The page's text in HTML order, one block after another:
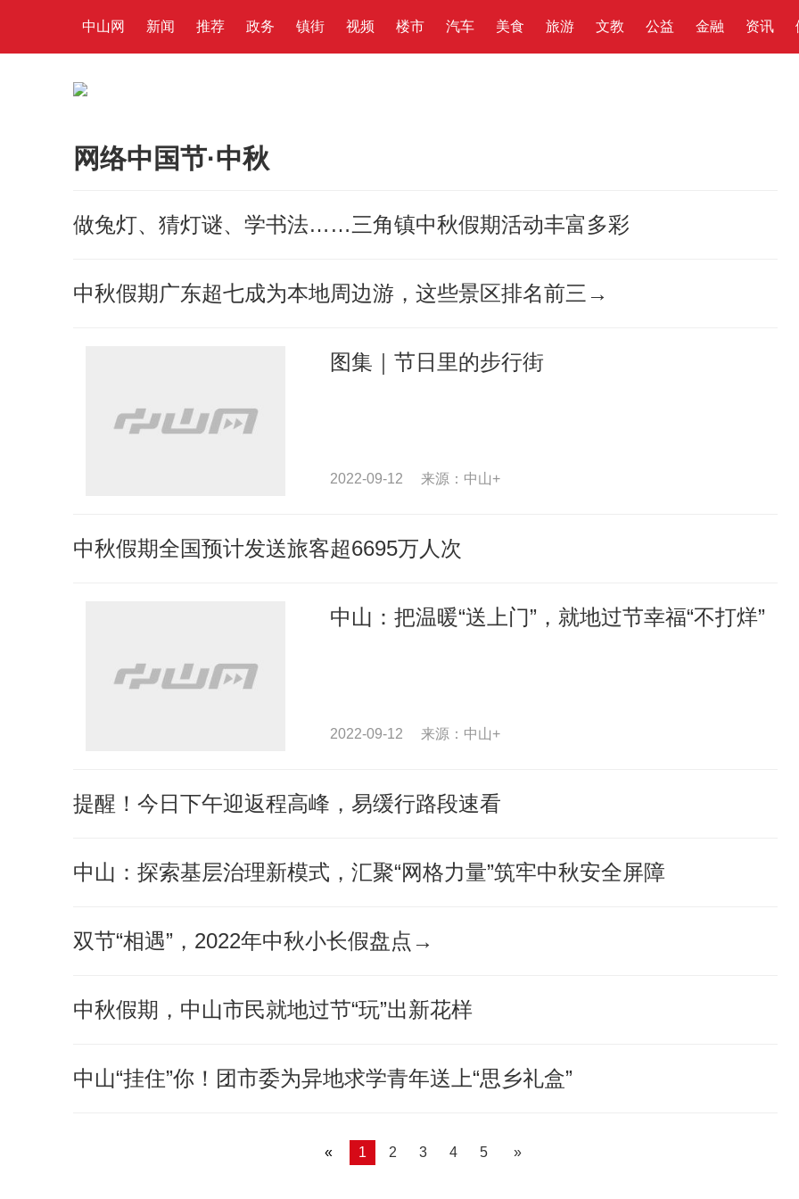
中山网 新闻 推荐 政务 镇街 视频 楼市 汽车 美食 旅游 文教 公益 金融 资讯
网络中国节·中秋
做兔灯、猜灯谜、学书法……三角镇中秋假期活动丰富多彩
中秋假期广东超七成为本地周边游，这些景区排名前三→
图集｜节日里的步行街
2022-09-12 来源：中山+
中秋假期全国预计发送旅客超6695万人次
中山：把温暖“送上门”，就地过节幸福“不打烊”
2022-09-12 来源：中山+
提醒！今日下午迎返程高峰，易缓行路段速看
中山：探索基层治理新模式，汇聚“网格力量”筑牢中秋安全屏障
双节“相遇”，2022年中秋小长假盘点→
中秋假期，中山市民就地过节“玩”出新花样
中山“挂住”你！团市委为异地求学青年送上“思乡礼盒”
« 1 2 3 4 5 »